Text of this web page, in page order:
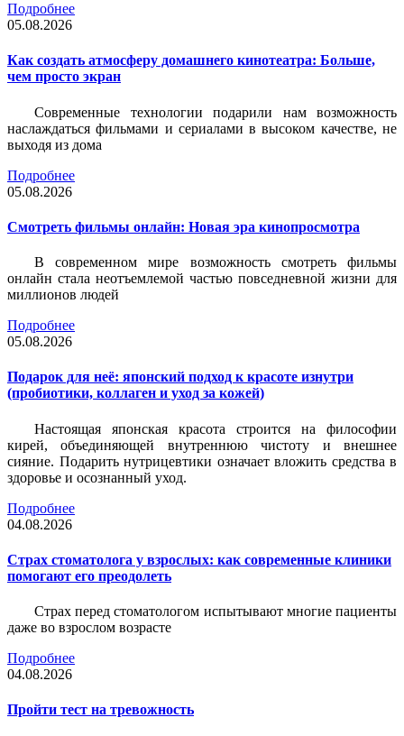
Подробнее
05.08.2026
Как создать атмосферу домашнего кинотеатра: Больше,
чем просто экран
Современные технологии подарили нам возможность
наслаждаться фильмами и сериалами в высоком качестве, не
выходя из дома
Подробнее
05.08.2026
Смотреть фильмы онлайн: Новая эра кинопросмотра
В современном мире возможность смотреть фильмы
онлайн стала неотъемлемой частью повседневной жизни для
миллионов людей
Подробнее
05.08.2026
Подарок для неё: японский подход к красоте изнутри
(пробиотики, коллаген и уход за кожей)
Настоящая японская красота строится на философии
кирей, объединяющей внутреннюю чистоту и внешнее
сияние. Подарить нутрицевтики означает вложить средства в
здоровье и осознанный уход.
Подробнее
04.08.2026
Страх стоматолога у взрослых: как современные клиники
помогают его преодолеть
Страх перед стоматологом испытывают многие пациенты
даже во взрослом возрасте
Подробнее
04.08.2026
Пройти тест на тревожность